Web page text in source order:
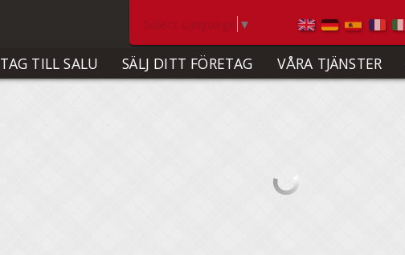
Select Language ▼
TILL SALU SÄLJ DITT FÖRETAG VÅRA TJÄNSTER